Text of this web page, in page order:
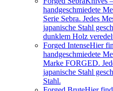
handgeschmiedete
Serie Sebra. Jedes
japanische Stahl
dunklem Holz
Forged IntenseHier
handgeschmiedete
Marke FORGED.
japanische Stahl
Stahl.